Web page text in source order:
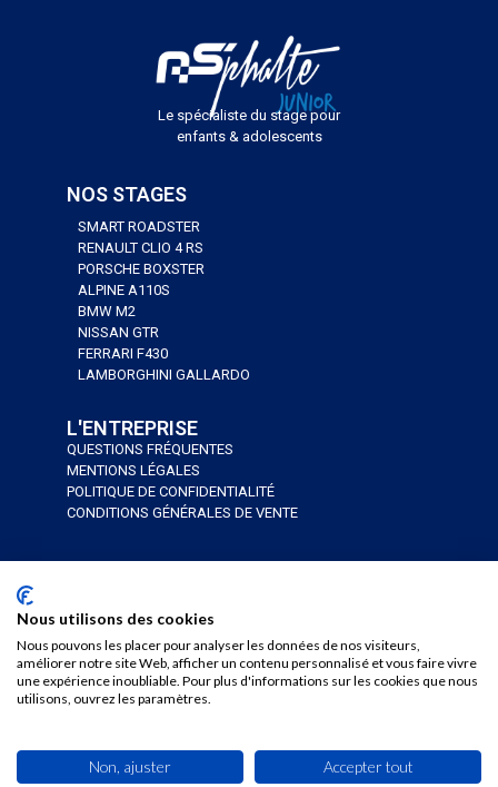
Le spécialiste du stage pour
enfants & adolescents
NOS STAGES
SMART ROADSTER
RENAULT CLIO 4 RS
PORSCHE BOXSTER
ALPINE A110S
BMW M2
NISSAN GTR
FERRARI F430
LAMBORGHINI GALLARDO
L'ENTREPRISE
QUESTIONS FRÉQUENTES
MENTIONS LÉGALES
POLITIQUE DE CONFIDENTIALITÉ
CONDITIONS GÉNÉRALES DE VENTE
Copyright © 2024 AS’phalte Junior
DESIGN & DÉVELOPPEMENT PARSYSTEMIZ
Nous utilisons des cookies
Nous pouvons les placer pour analyser les données de nos visiteurs,
améliorer notre site Web, afficher un contenu personnalisé et vous faire vivre
une expérience inoubliable. Pour plus d'informations sur les cookies que nous
utilisons, ouvrez les paramètres.
Non, ajuster Accepter tout